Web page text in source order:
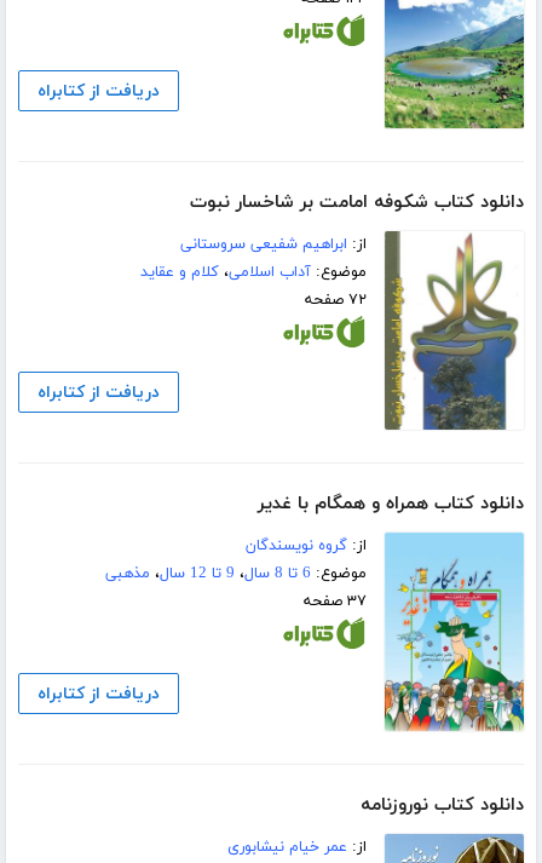
دریافت از کتابراه
دانلود کتاب شکوفه امامت بر شاخسار نبوت
از: ابراهیم شفیعی سروستانی
موضوع:آداب اسلامی،کلام و عقاید
۷۲ صفحه
دریافت از کتابراه
دانلود کتاب همراه و همگام با غدیر
از:گروه نویسندگان
موضوع: 6 تا 8 سال ، 9 تا 12 سال ، مذهبی
۳۷ صفحه
دریافت از کتابراه
دانلود کتاب نوروزنامه
از: عمر خیام نیشابوری